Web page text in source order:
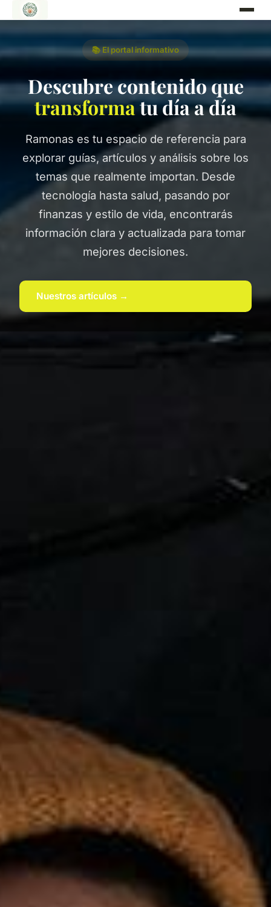
📚 El portal informativo
Descubre contenido que
transformatu día a día
Ramonas es tu espacio de referencia para
explorar guías, artículos y análisis sobre los
temas que realmente importan. Desde
tecnología hasta salud, pasando por
finanzas y estilo de vida, encontrarás
información clara y actualizada para tomar
mejores decisiones.
Nuestros artículos →